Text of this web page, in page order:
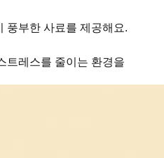
풍부한 사료를 제공해요.
트레스를 줄이는 환경을